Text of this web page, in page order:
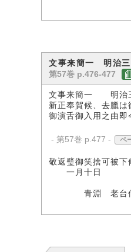
文事来簡一 明治
第57巻 p.476-477
文事来簡一 明治
新正奉賀候、去臘
御演舌御入用之由
- 第57巻 p.477 - ペ
敬返璧御笑捨可被
一月十日
青淵 老台